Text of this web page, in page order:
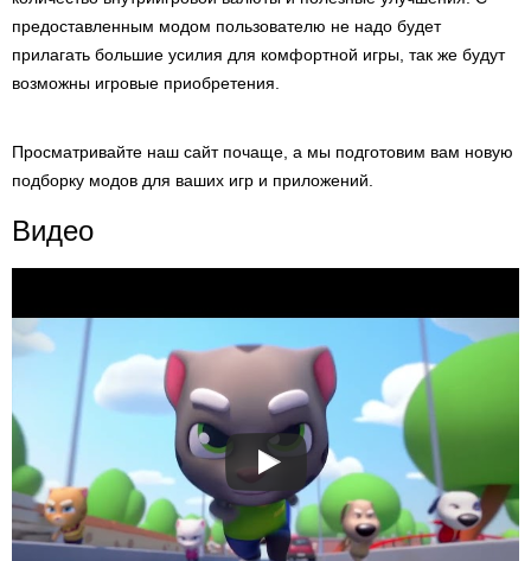
предоставленным модом пользователю не надо будет
прилагать большие усилия для комфортной игры, так же будут
возможны игровые приобретения.
Просматривайте наш сайт почаще, а мы подготовим вам новую
подборку модов для ваших игр и приложений.
Видео